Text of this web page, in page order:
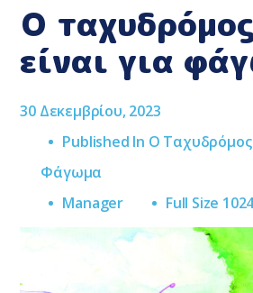
Ο
είναι για
30 Δεκεμβρίου, 2023
Published In Ο Ταχυδρόμος
Φάγωμα
Manager
Full
Size
Full Size